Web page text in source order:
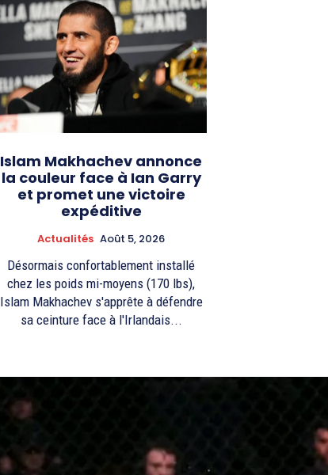
Islam Makhachev annonce
la couleur face à Ian Garry
et promet une victoire
expéditive
Actualités Août 5, 2026
Désormais confortablement installé
chez les poids mi-moyens (170 lbs),
Islam Makhachev s'apprête à défendre
sa ceinture face à l'Irlandais...